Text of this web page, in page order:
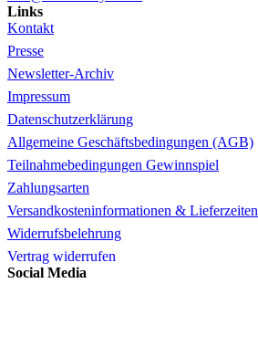
Links
Kontakt
Presse
Newsletter-Archiv
Impressum
Datenschutzerklärung
Allgemeine Geschäftsbedingungen (AGB)
Teilnahmebedingungen Gewinnspiel
Zahlungsarten
Versandkosteninformationen & Lieferzeiten
Widerrufsbelehrung
Vertrag widerrufen
Social Media